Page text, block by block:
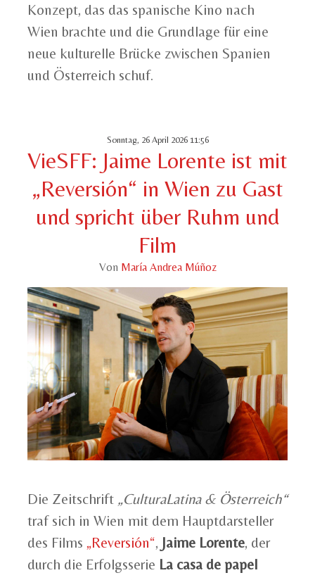
Konzept, das das spanische Kino nach
Wien brachte und die Grundlage für eine
neue kulturelle Brücke zwischen Spanien
und Österreich schuf.
Sonntag, 26 April 2026 11:56
VieSFF: Jaime Lorente ist mit
„Reversión“ in Wien zu Gast
und spricht über Ruhm und
Film
Von María Andrea Múñoz
Die Zeitschrift „CulturaLatina & Österreich“
traf sich in Wien mit dem Hauptdarsteller
des Films „Reversión“, Jaime Lorente, der
durch die Erfolgsserie La casa de papel